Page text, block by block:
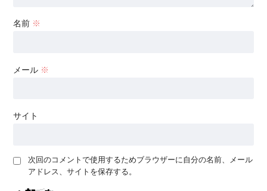
名前 ※
メール ※
サイト
次回のコメントで使用するためブラウザーに自分の名前、メール
アドレス、サイトを保存する。